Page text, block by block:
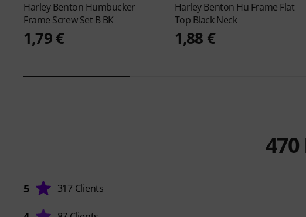
Harley Benton Humbucker
Frame Screw Set B BK
1,79 €
Harley Benton Hu Frame Flat
Top Black Neck
1,88 €
470
5 317 Clients